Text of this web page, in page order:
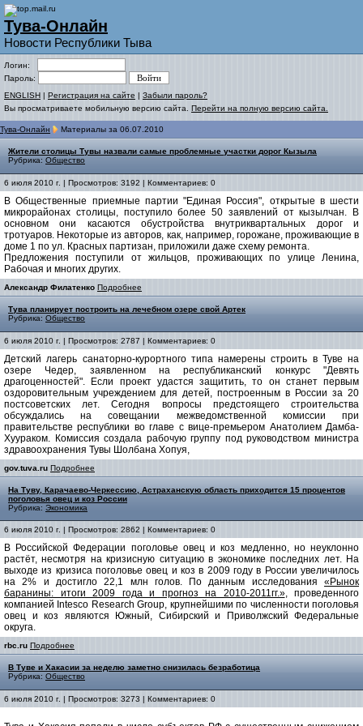
Тува-Онлайн
Новости Республики Тыва
Логин:
Пароль:
ENGLISH | Регистрация на сайте | Забыли пароль?
Вы просматриваете мобильную версию сайта. Перейти на полную версию сайта.
Тува-Онлайн Материалы за 06.07.2010
Жители столицы Тувы назвали самые проблемные участки дорог Кызыла
Рубрика: Общество
6 июля 2010 г. | Просмотров: 3192 | Комментариев: 0
В Общественные приемные партии "Единая Россия", открытые в шести
микрорайонах столицы, поступило более 50 заявлений от кызылчан. В
основном они касаются обустройства внутриквартальных дорог и
тротуаров. Некоторые из авторов, как, например, горожане, проживающие в
доме 1 по ул. Красных партизан, приложили даже схему ремонта.
Предложения поступили от жильцов, проживающих по улице Ленина,
Рабочая и многих других.
Александр Филатенко Подробнее
Тува планирует построить на лечебном озере свой Артек
Рубрика: Общество
6 июля 2010 г. | Просмотров: 2787 | Комментариев: 0
Детский лагерь санаторно-курортного типа намерены строить в Туве на
озере Чедер, заявленном на республиканский конкурс "Девять
драгоценностей". Если проект удастся защитить, то он станет первым
оздоровительным учреждением для детей, построенным в России за 20
постсоветских лет. Сегодня вопросы предстоящего строительства
обсуждались на совещании межведомственной комиссии при
правительстве республики во главе с вице-премьером Анатолием Дамба-
Хуураком. Комиссия создала рабочую группу под руководством министра
здравоохранения Тувы Шолбана Хопуя,
gov.tuva.ru Подробнее
На Туву, Карачаево-Черкессию, Астраханскую область приходится 15 процентов
поголовья овец и коз России
Рубрика: Экономика
6 июля 2010 г. | Просмотров: 2862 | Комментариев: 0
В Российской Федерации поголовье овец и коз медленно, но неуклонно
растёт, несмотря на кризисную ситуацию в экономике последних лет. На
выходе из кризиса поголовье овец и коз в 2009 году в России увеличилось
на 2% и достигло 22,1 млн голов. По данным исследования «Рынок
баранины: итоги 2009 года и прогноз на 2010-2011гг.», проведенного
компанией Intesco Research Group, крупнейшими по численности поголовья
овец и коз являются Южный, Сибирский и Приволжский Федеральные
округа.
rbc.ru Подробнее
В Туве и Хакасии за неделю заметно снизилась безработица
Рубрика: Общество
6 июля 2010 г. | Просмотров: 3273 | Комментариев: 0